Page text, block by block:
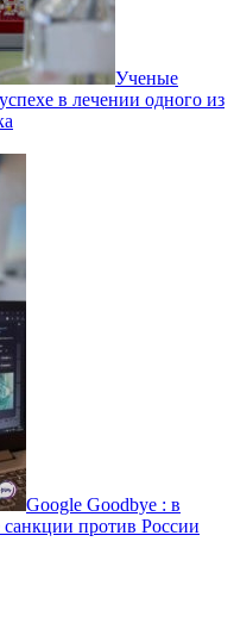
Ученые
в лечении одного из
Google Goodbye : в
санкции против России